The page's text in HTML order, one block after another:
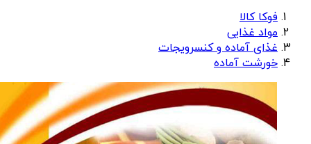
فوکا کالا
مواد غذایی
غذای آماده و کنسرویجات
خورشت آماده